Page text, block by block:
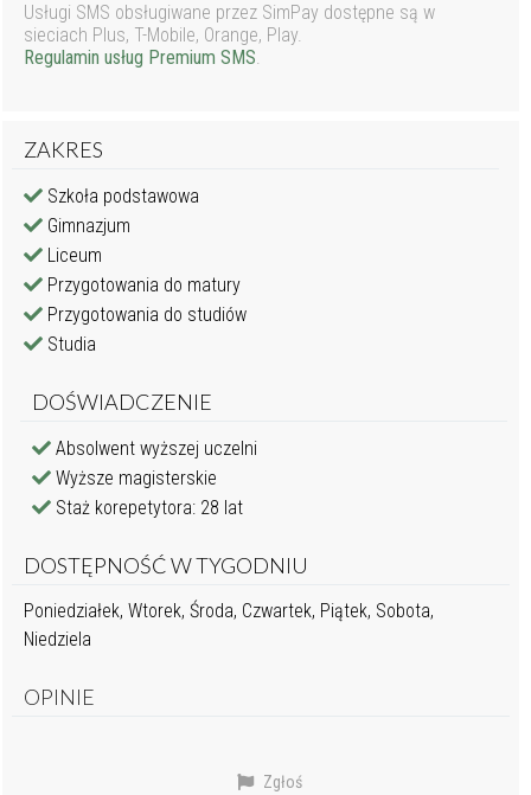
Usługi SMS obsługiwane przez SimPay dostępne są w
sieciach Plus, T-Mobile, Orange, Play.
Regulamin usług Premium SMS.
ZAKRES
Szkoła podstawowa
Gimnazjum
Liceum
Przygotowania do matury
Przygotowania do studiów
Studia
DOŚWIADCZENIE
Absolwent wyższej uczelni
Wyższe magisterskie
Staż korepetytora: 28 lat
DOSTĘPNOŚĆ W TYGODNIU
Poniedziałek, Wtorek, Środa, Czwartek, Piątek, Sobota,
Niedziela
OPINIE
Zgłoś